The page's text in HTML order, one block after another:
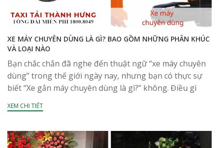
XE MÁY CHUYÊN DÙNG LÀ GÌ? BAO GỒM NHỮNG PHÂN KHÚC
VÀ LOẠI NÀO
Bạn chắc chắn đã nghe đến thuật ngữ “xe máy chuyên
dùng” trong thế giới ngày nay, nhưng bạn có thực sự
biết “Xe gắn máy chuyên dùng là gì?” không. Điều gì
XEM CHI TIẾT